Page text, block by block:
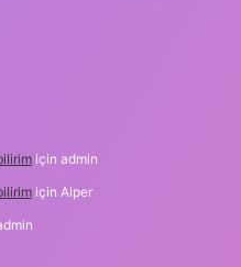
için admin
için Alper